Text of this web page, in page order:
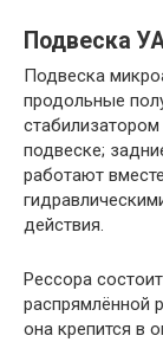
Подвеска
Подвеска
продольные
подвеске;
работают
действия.
Рессора
распрямлённой
она крепится в